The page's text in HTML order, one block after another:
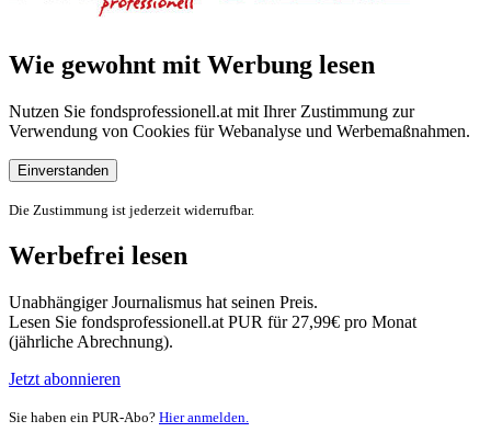
Wie gewohnt mit Werbung lesen
Nutzen Sie fondsprofessionell.at mit Ihrer Zustimmung zur
Verwendung von Cookies für Webanalyse und Werbemaßnahmen.
Einverstanden
Die Zustimmung ist jederzeit widerrufbar.
Werbefrei lesen
Unabhängiger Journalismus hat seinen Preis.
Lesen Sie fondsprofessionell.at PUR für 27,99€ pro Monat
(jährliche Abrechnung).
Jetzt abonnieren
Sie haben ein PUR-Abo? Hier anmelden.